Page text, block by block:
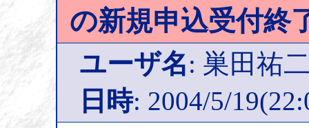
の新規申込受付終
ユーザ名: 巣田祐
日時: 2004/5/